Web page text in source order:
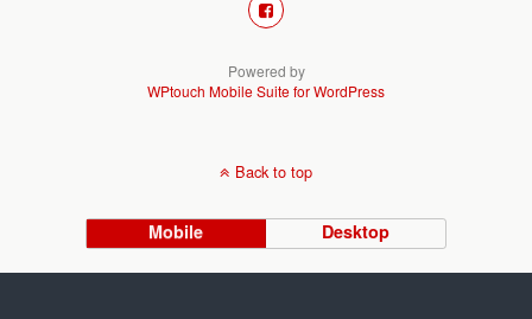
Powered by
WPtouch Mobile Suite for WordPress
Back to top
Mobile Desktop